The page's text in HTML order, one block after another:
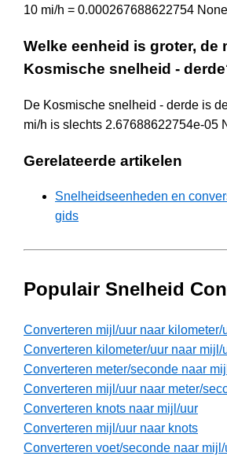
10 mi/h = 0.000267688622754
Welke eenheid is groter, de
Kosmische snelheid -
De Kosmische snelheid - derde is
mi/h is slechts 2.67688622754e-05
Gerelateerde artikelen
Snelheidseenheden en
gids
Populair Snelheid
Converteren mijl/uur naar kilometer/
Converteren kilometer/uur naar mijl/
Converteren meter/seconde naar
Converteren mijl/uur naar meter/
Converteren knots naar mijl/uur
Converteren mijl/uur naar knots
Converteren voet/seconde naar mijl/